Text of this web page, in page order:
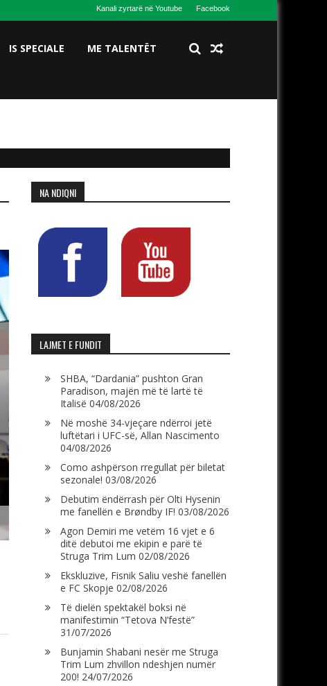
Kanali zyrtarë në Youtube Facebook
IS SPECIALE ME TALENTËT
NA NDIQNI
LAJMET E FUNDIT
SHBA, “Dardania” pushton Gran
Paradison, majën më të lartë të
Italisë 04/08/2026
Në moshë 34-vjeçare ndërroi jetë
luftëtari i UFC-së, Allan Nascimento
04/08/2026
Como ashpërson rregullat për biletat
sezonale! 03/08/2026
Debutim ëndërrash për Olti Hysenin
me fanellën e Brøndby IF! 03/08/2026
Agon Demiri me vetëm 16 vjet e 6
ditë debutoi me ekipin e parë të
Struga Trim Lum 02/08/2026
Ekskluzive, Fisnik Saliu veshë fanellën
e FC Skopje 02/08/2026
Të dielën spektakël boksi në
manifestimin “Tetova N’festë”
31/07/2026
Bunjamin Shabani nesër me Struga
Trim Lum zhvillon ndeshjen numër
200! 24/07/2026